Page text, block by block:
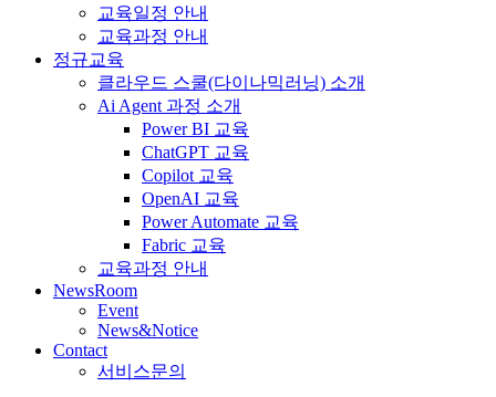
교육일정 안내
교육과정 안내
정규교육
클라우드 스쿨(다이나믹러닝) 소개
Ai Agent 과정 소개
Power BI 교육
ChatGPT 교육
Copilot 교육
OpenAI 교육
Power Automate 교육
Fabric 교육
교육과정 안내
NewsRoom
Event
News&Notice
Contact
서비스문의